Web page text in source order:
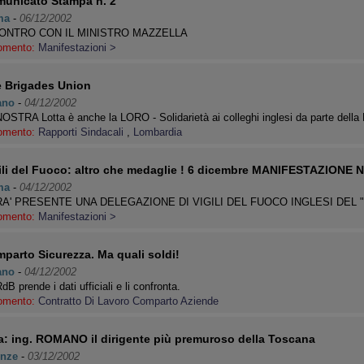
- 06/12/2002
CON IL MINISTRO MAZZELLA
Manifestazioni >
Brigades Union
- 04/12/2002
Lotta è anche la LORO - Solidarietà ai colleghi inglesi da parte
Rapporti Sindacali , Lombardia
del Fuoco: altro che medaglie ! 6 dicembre MANIFESTAZIONE
- 04/12/2002
PRESENTE UNA DELEGAZIONE DI VIGILI DEL FUOCO INGLESI DEL
Manifestazioni >
Sicurezza. Ma quali soldi!
- 04/12/2002
prende i dati ufficiali e li confronta.
Contratto Di Lavoro Comparto Aziende
ing. ROMANO il dirigente più premuroso della Toscana
- 03/12/2002